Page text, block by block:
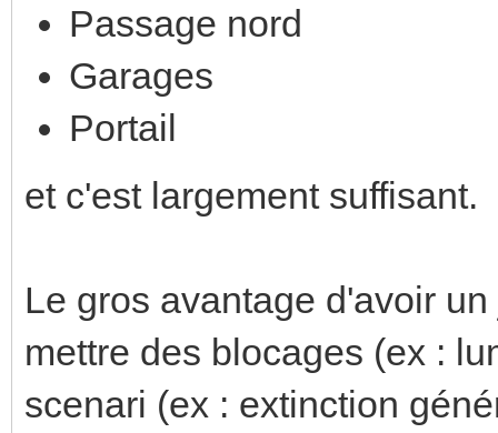
Passage nord
Garages
Portail
et c'est largement suffisant.
Le gros avantage d'avoir
mettre des blocages (ex :
scenari (ex : extinction